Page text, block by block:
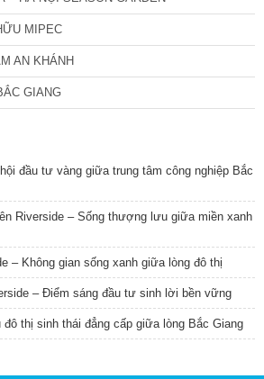
MIPEC
AN KHÁNH
GIANG
đầu tư vàng giữa trung tâm công nghiệp Bắc
Riverside – Sống thượng lưu giữa miền xanh
– Không gian sống xanh giữa lòng đô thị
– Điểm sáng đầu tư sinh lời bền vững
thị sinh thái đẳng cấp giữa lòng Bắc Giang